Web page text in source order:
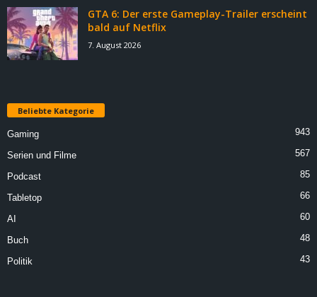
GTA 6: Der erste Gameplay-Trailer erscheint
bald auf Netflix
7. August 2026
Beliebte Kategorie
Gaming 943
Serien und Filme 567
Podcast 85
Tabletop 66
AI 60
Buch 48
Politik 43